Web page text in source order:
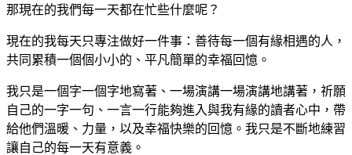
那現在的我們每一天都在忙些什麼呢？
現在的我每天只專注做好一件事：善待每一個有緣相遇的人，
共同累積一個個小小的、平凡簡單的幸福回憶。
我只是一個字一個字地寫著、一場演講一場演講地講著，祈願
自己的一字一句、一言一行能夠進入與我有緣的讀者心中，帶
給他們溫暖、力量，以及幸福快樂的回憶。我只是不斷地練習
讓自己的每一天有意義。